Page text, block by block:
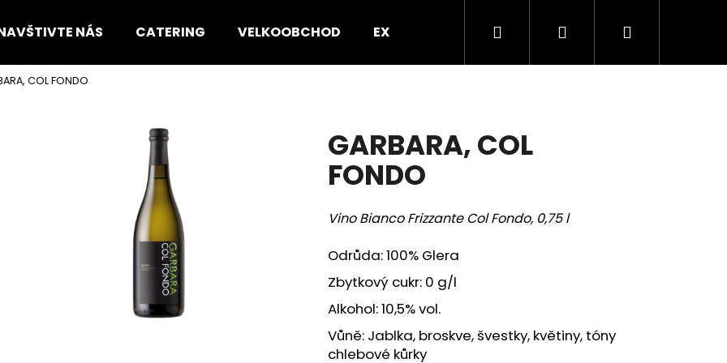
NÁS CATERING VELKOOBCHOD EXPRES PO PRAZE VEČÍREK V PROSEKÁRNĚ
Hledat PřihlášeníNákupní
COL FONDO
GARBARA, COL
FONDO
Vino Bianco Frizzante Col Fondo, 0,75 l
Odrůda: 100% Glera
Zbytkový cukr: 0 g/l
Alkohol: 10,5% vol.
Vůně: Jablka, broskve, švestky, květiny, tóny
chlebové kůrky
Co potřebujete najít?
Doporučujeme